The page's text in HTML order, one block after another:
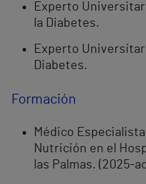
Experto
la Diabetes.
Experto
Diabetes.
Formación
Médico
Nutrición en el
las Palmas. (2025-